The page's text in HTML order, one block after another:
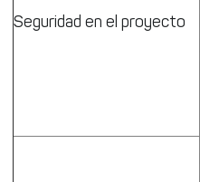
Seguridad en el proyecto